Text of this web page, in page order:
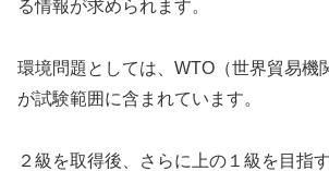
る情報が求められます。
環境問題としては、WTO（世界貿易機
が試験範囲に含まれています。
２級を取得後、さらに上の１級を目指